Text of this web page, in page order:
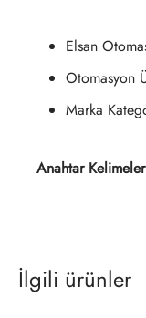
Elsan
Otomasyon
Marka
Anahtar
İlgili ürünler